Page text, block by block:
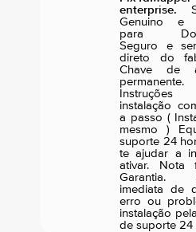
enterprise.
Genuino e
para
Seguro e
direto do
Chave de
permanente.
instalação
a passo (
mesmo )
suporte 24
te ajudar a
ativar. Nota
Garantia.
imediata de
erro ou
instalação
de suporte 24